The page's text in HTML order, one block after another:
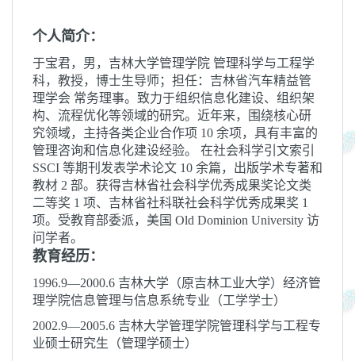
个人简介：
于宝君，男，吉林大学管理学院 管理科学与工程学
科，教授，博士生导师；担任：吉林省汽车精益管
理学会 常务理事。 致力于组织信息化建设、组织架
构、流程优化等领域的研究。近年来，围绕核心研
究领域，主持各类企业合作项 10 余项，具有丰富的
管理咨询和信息化建设经验。
在社会科学引文索引
SSCI 等期刊发表学术论文 10 余篇，出版学术专著和
教材 2 部。获得吉林省社会科学优秀成果奖论文类
二等奖 1 项、吉林省社科联社会科学优秀成果奖 1
项。受教育部委派， 美国 Old Dominion University 访
问学者。
教育经历：
1996.9—2000.6 吉林大学（原吉林工业大学）经济管
理学院信息管理与信息系统专业（工学学士）
2002.9—2005.6 吉林大学管理学院管理科学与工程专
业硕士研究生（管理学硕士）